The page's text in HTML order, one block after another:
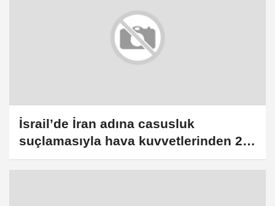
İsrail’de İran adına casusluk
suçlamasıyla hava kuvvetlerinden 2
askerin gözaltında tutulduğu